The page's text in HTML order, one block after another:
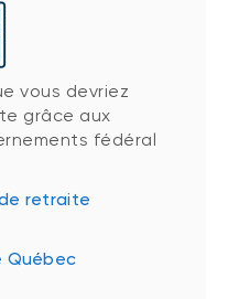
vous devriez
grâce aux
fédéral
retraite
Québec